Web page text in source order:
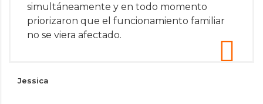
simultáneamente y en todo momento
priorizaron que el funcionamiento familiar
no se viera afectado.
Jessica